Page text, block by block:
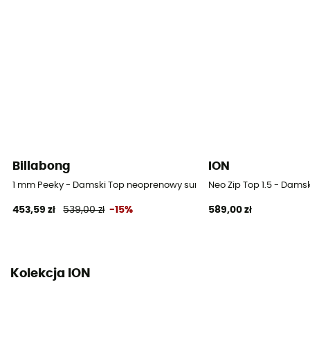
Billabong
1 mm Peeky - Damski Top neoprenowy surfingowy
453,59 zł 539,00 zł -15%
ION
Neo Zip Top 1.5 -
589,00 zł
Kolekcja ION